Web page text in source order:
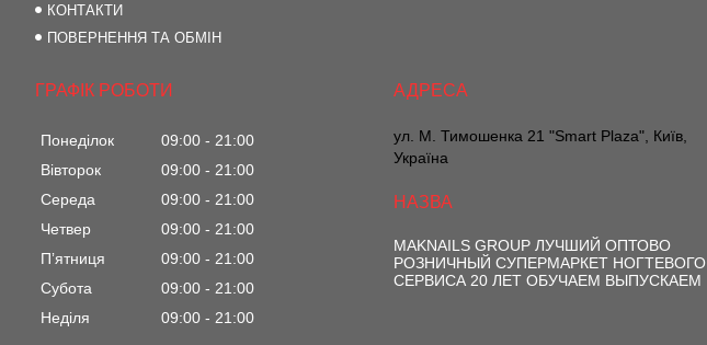
КОНТАКТИ
ПОВЕРНЕННЯ ТА ОБМІН
ГРАФІК РОБОТИ
Понеділок 09:00
21:00
Вівторок
09:00
21:00
Середа
09:00
21:00
Четвер
09:00
21:00
Пʼятниця
09:00
21:00
Субота
09:00
21:00
Неділя
09:00 21:00
ул. М. Тимошенка 21 "Smart Plaza", Київ,
Україна
MAKNAILS GROUP ЛУЧШИЙ ОПТОВО
РОЗНИЧНЫЙ СУПЕРМАРКЕТ НОГТЕВОГО
СЕРВИСА 20 ЛЕТ ОБУЧАЕМ ВЫПУСКАЕМ